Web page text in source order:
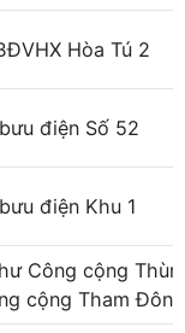
Hòa Tú 2
điện Số 52
điện Khu 1
Công cộng
cộng Tham Đôn